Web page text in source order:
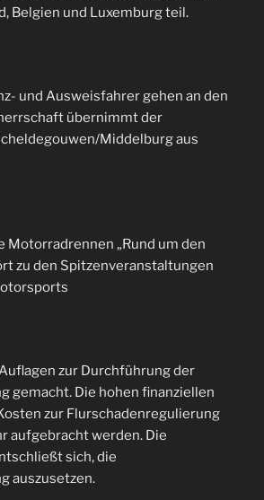
Belgien und Luxemburg teil.
und Ausweisfahrer gehen an den
übernimmt der
Middelburg aus
Motorradrennen „Rund um den
zu den Spitzenveranstaltungen
zur Durchführung der
gemacht. Die hohen finanziellen
zur Flurschadenregulierung
aufgebracht werden. Die
sich, die
auszusetzen.